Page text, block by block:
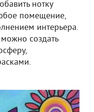
нотку
помещение,
интерьера.
можно создать